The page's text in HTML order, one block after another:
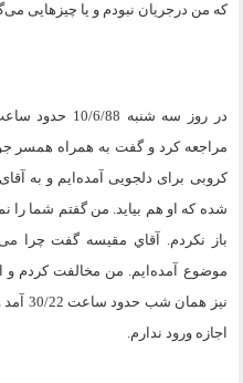
که من درجریان نبودم و یا چیزهایی
مراجعه کرد و گفت به همراه همسر
کروبی برای دلجویی آمده‌ایم و به
شده که او هم بیاید. من گفتم شما را
باز نکردم. آقاي مقیسه گفت چرا
موضوع آمده‌ایم. من مخالفت کردم و
نیز
اجازه ورود ندارم.